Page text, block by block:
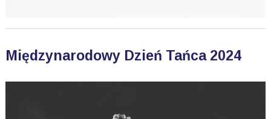
Międzynarodowy Dzień Tańca 2024